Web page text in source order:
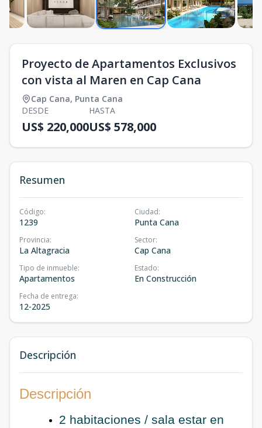
Proyecto de Apartamentos Exclusivos
con vista al Maren en Cap Cana
Cap Cana, Punta Cana
DESDE
US$ 220,000
HASTA
US$ 578,000
Resumen
Código:
1239
Ciudad:
Punta Cana
Provincia:
La Altagracia
Sector:
Cap Cana
Tipo de inmueble:
Apartamentos
Estado:
En Construcción
Fecha de entrega:
12-2025
Descripción
Descripción
2 habitaciones / sala estar en